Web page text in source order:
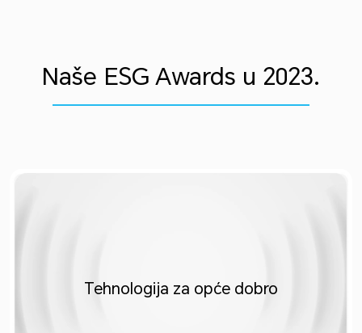
Naše ESG Awards u 2023.
Tehnologija za opće dobro​